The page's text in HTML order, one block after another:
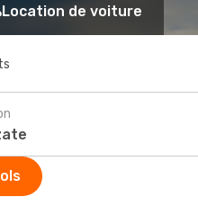
Location de voiture